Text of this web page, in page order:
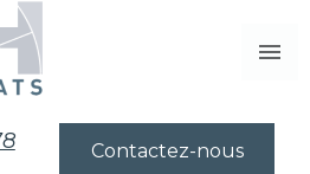
menu
Contactez-nous